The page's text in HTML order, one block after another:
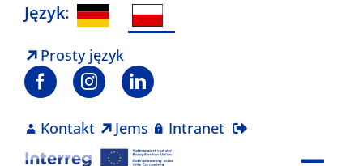
Skip
content
Język:
Prosty język
Kontakt Jems Intranet